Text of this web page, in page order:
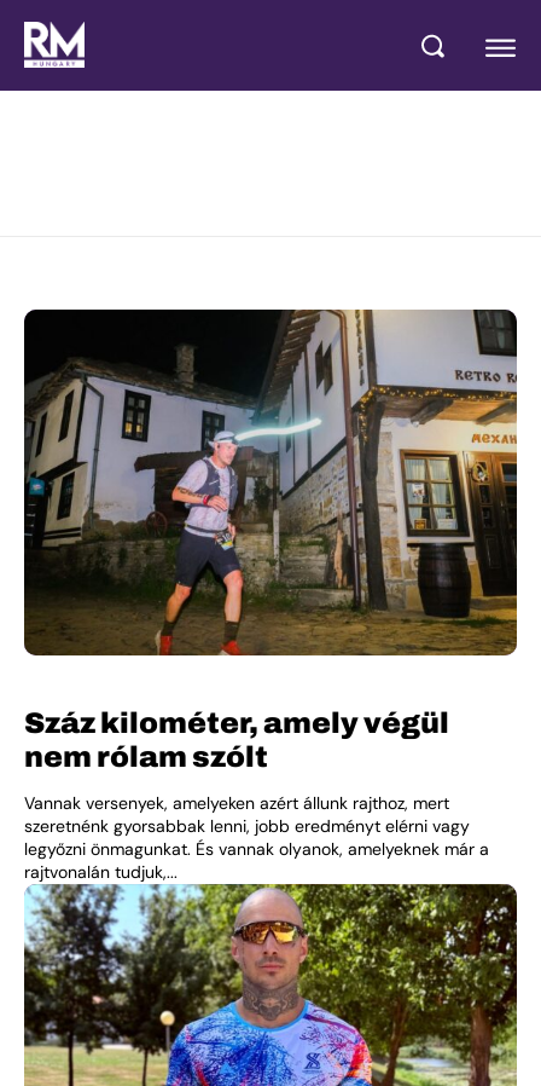
Száz kilométer, amely végül
nem rólam szólt
Vannak versenyek, amelyeken azért állunk rajthoz, mert
szeretnénk gyorsabbak lenni, jobb eredményt elérni vagy
legyőzni önmagunkat. És vannak olyanok, amelyeknek már a
rajtvonalán tudjuk,...